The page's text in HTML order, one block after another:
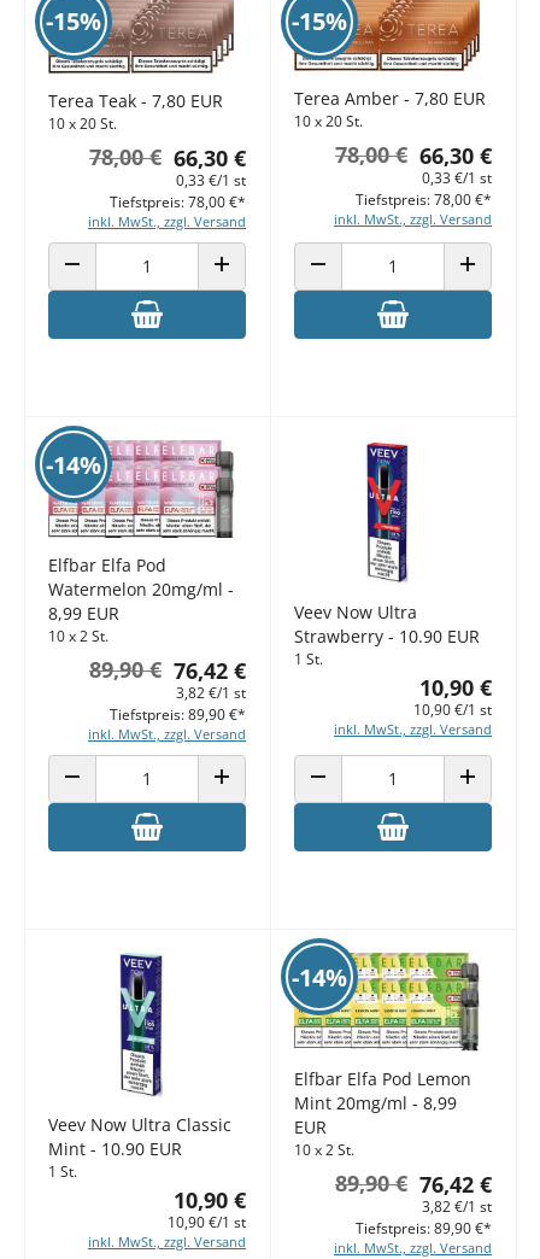
-15%
Terea Teak - 7,80 EUR
10 x 20 St.
66,30 €
78,00 €
0,33 €/1 st
inkl. MwSt., zzgl. Versand
Tiefstpreis: 78,00 €*
ANZAHL VERRINGERN ANZAHL ERHÖHEN
-15%
Terea Amber - 7,80 EUR
10 x 20 St.
66,30 €
78,00 €
0,33 €/1 st
inkl. MwSt., zzgl. Versand
Tiefstpreis: 78,00 €*
ANZAHL VERRINGERN ANZAHL
-14%
Elfbar Elfa Pod
Watermelon 20mg/ml -
8,99 EUR
10 x 2 St.
76,42 €
89,90 €
3,82 €/1 st
inkl. MwSt., zzgl. Versand
Tiefstpreis: 89,90 €*
ANZAHL VERRINGERN ANZAHL ERHÖHEN
Veev Now Ultra
Strawberry - 10.90 EUR
1 St.
10,90 €
10,90 €/1 st
inkl. MwSt., zzgl. Versand
ANZAHL VERRINGERN ANZAHL
Veev Now Ultra Classic
Mint - 10.90 EUR
1 St.
10,90 €
10,90 €/1 st
inkl. MwSt., zzgl. Versand
-14%
Elfbar Elfa Pod Lemon
Mint 20mg/ml - 8,99
EUR
10 x 2 St.
76,42 €
89,90 €
3,82 €/1 st
inkl. MwSt., zzgl. Versand
Tiefstpreis: 89,90 €*